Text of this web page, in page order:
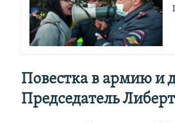
Повестка в армию и
Председатель